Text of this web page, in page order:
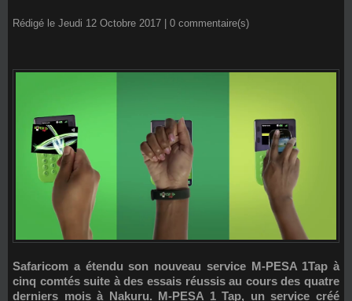
Rédigé le Jeudi 12 Octobre 2017 | 0 commentaire(s)
Safaricom a étendu son nouveau service M-PESA 1Tap à
cinq comtés suite à des essais réussis au cours des quatre
derniers mois à Nakuru. M-PESA 1 Tap, un service créé